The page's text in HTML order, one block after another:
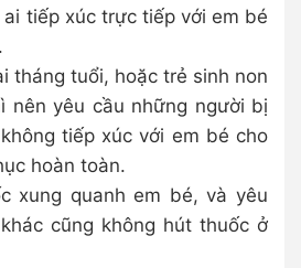
tiếp xúc trực tiếp với em bé
tháng tuổi, hoặc trẻ sinh non
nên yêu cầu những người bị
tiếp xúc với em bé cho
hoàn toàn.
xung quanh em bé, và yêu
cũng không hút thuốc ở